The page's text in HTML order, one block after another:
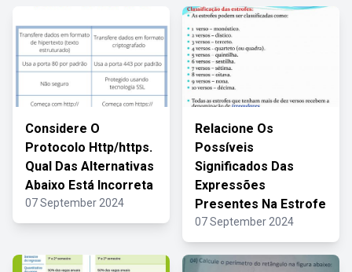
Considere O
Protocolo Http/https.
Qual Das Alternativas
Abaixo Está Incorreta
07 September 2024
Relacione Os
Possíveis
Significados Das
Expressões
Presentes Na Estrofe
07 September 2024